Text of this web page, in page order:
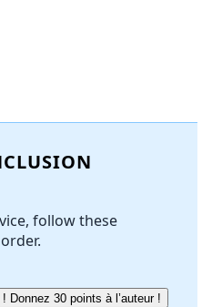
follow these
Donnez 30 points à l’auteur !